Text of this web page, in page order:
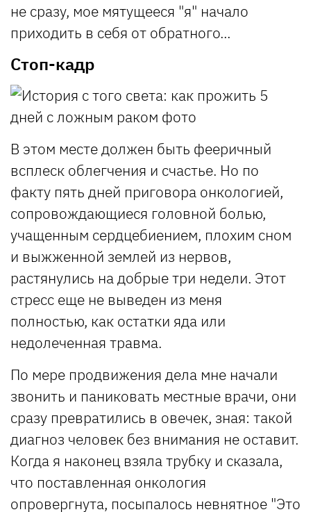
не сразу, мое мятущееся "я" начало
приходить в себя от обратного...
Стоп-кадр
В этом месте должен быть фееричный
всплеск облегчения и счастье. Но по
факту пять дней приговора онкологией,
сопровождающиеся головной болью,
учащенным сердцебиением, плохим сном
и выжженной землей из нервов,
растянулись на добрые три недели. Этот
стресс еще не выведен из меня
полностью, как остатки яда или
недолеченная травма.
По мере продвижения дела мне начали
звонить и паниковать местные врачи, они
сразу превратились в овечек, зная: такой
диагноз человек без внимания не оставит.
Когда я наконец взяла трубку и сказала,
что поставленная онкология
опровергнута, посыпалось невнятное "Это